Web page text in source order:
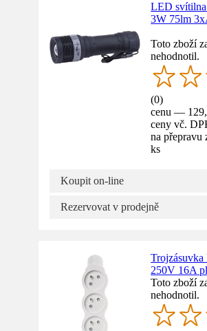
LED
3W 75lm
Toto zboží
nehodnotil.
(0)
cenu —
ceny vč.
na přepravu
ks
Koupit on-line
Rezervovat v prodejně
Trojzásuvka
250V 16A
Toto zboží
nehodnotil.